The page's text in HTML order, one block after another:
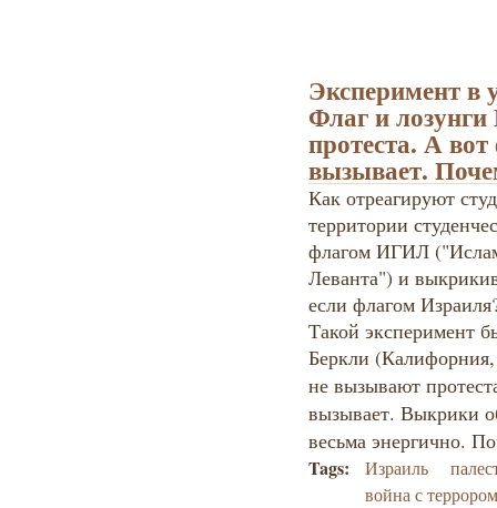
Эксперимент в
Флаг и
протеста. А
вызывает.
Как отреагируют
территории
флагом ИГИЛ
Леванта") и
если флагом
Такой эксперимент
Беркли
не вызывают
вызывает. Выкрики
весьма энергично.
Tags: Израиль
война с